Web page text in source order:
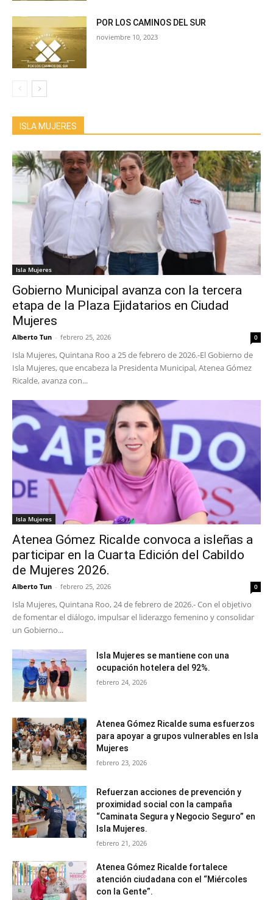
POR LOS CAMINOS DEL SUR
noviembre 10, 2023
ISLA MUJERES
Isla Mujeres
Gobierno Municipal avanza con la tercera
etapa de la Plaza Ejidatarios en Ciudad
Mujeres
Alberto Tun - febrero 25, 2026 0
Isla Mujeres, Quintana Roo a 25 de febrero de 2026.-El Gobierno de
Isla Mujeres, que encabeza la Presidenta Municipal, Atenea Gómez
Ricalde, avanza con...
Isla Mujeres
Atenea Gómez Ricalde convoca a isleñas a
participar en la Cuarta Edición del Cabildo
de Mujeres 2026.
Alberto Tun - febrero 25, 2026 0
Isla Mujeres, Quintana Roo, 24 de febrero de 2026.- Con el objetivo
de fomentar el diálogo, impulsar el liderazgo femenino y consolidar
un Gobierno...
Isla Mujeres se mantiene con una
ocupación hotelera del 92%.
febrero 24, 2026
Atenea Gómez Ricalde suma esfuerzos
para apoyar a grupos vulnerables en Isla
Mujeres
febrero 23, 2026
Refuerzan acciones de prevención y
proximidad social con la campaña
“Caminata Segura y Negocio Seguro” en
Isla Mujeres.
febrero 21, 2026
Atenea Gómez Ricalde fortalece
atención ciudadana con el “Miércoles
con la Gente”.